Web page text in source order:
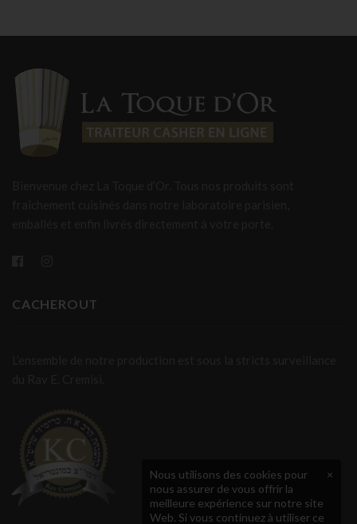
CACHEROUT
×
Nous utilisons des cookies pour
nous assurer de vous offrir la
meilleure expérience sur notre site
Web. Si vous continuez à utiliser ce